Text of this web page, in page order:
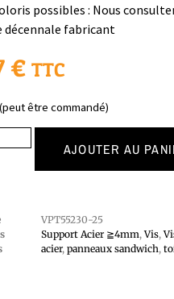
possibles : Nous
décennale fabricant
€ TTC
être commandé)
AJOUTER AU
VPT55230-25
Support Acier ≧4mm,Vis,
acier, panneaux sandwich,